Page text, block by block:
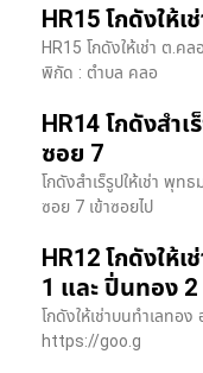
HR15 โกดังให้
HR15 โกดังให้เช่า ต.
พิกัด : ตำบล คลอ
HR14 โกดังสำ
ซอย 7
โกดังสำเร็รูปให้เช่า
ซอย 7 เข้าซอยไป
HR12 โกดังให้
1 และ ปิ่นทอง 2
โกดังให้เช่าบนทำเลทอ
https://goo.g